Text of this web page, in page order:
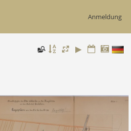
Anmeldung